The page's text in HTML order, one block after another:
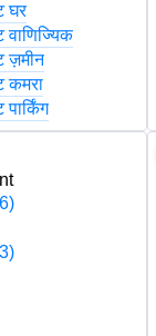
घर
वाणिज्यिक
ज़मीन
कमरा